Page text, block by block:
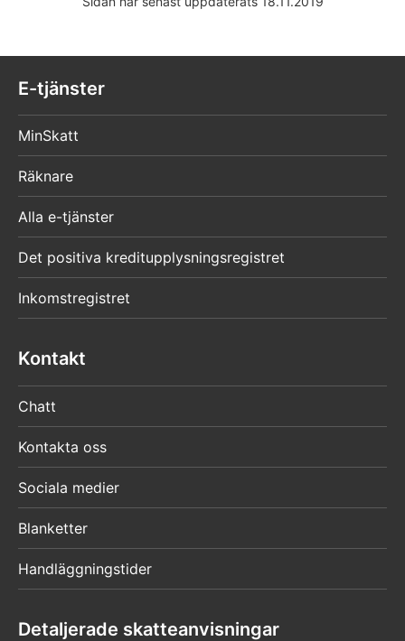
E-tjänster
MinSkatt
Räknare
Alla e-tjänster
Det positiva kreditupplysningsregistret
Inkomstregistret
Kontakt
Chatt
Kontakta oss
Sociala medier
Blanketter
Handläggningstider
Detaljerade skatteanvisningar